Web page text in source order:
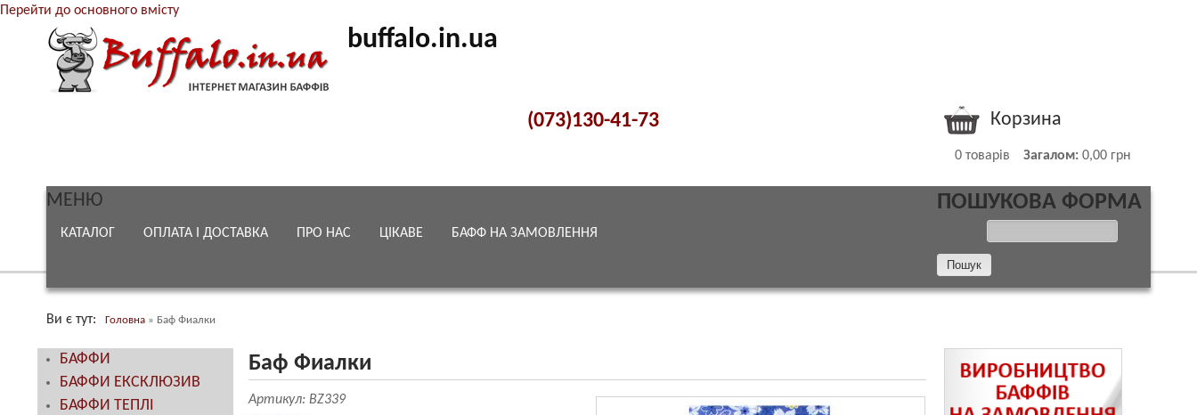
Перейти до основного вмісту
buffalo.in.ua
(073)130-41-73 Корзина
0 товарів Загалом: 0,00 грн
МЕНЮ
КАТАЛОГ ОПЛАТА І ДОСТАВКА ПРО НАС ЦІКАВЕ БАФФ НА ЗАМОВЛЕННЯ
ПОШУКОВА ФОРМА
Ви є тут Головна » Баф Фиалки
Баф Фиалки
Артикул: BZ339
БАФФИ
БАФФИ ЕКСКЛЮЗИВ
БАФФИ ТЕПЛІ